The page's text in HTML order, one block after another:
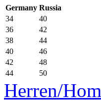
Germany Russia
34
40
36
42
38
44
40
46
42
48
44
50
Herren/